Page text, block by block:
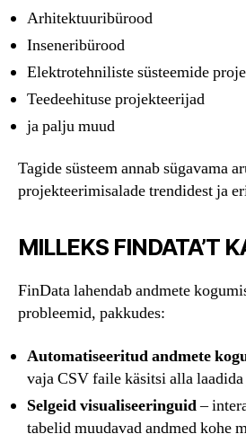
Arhitektuuribürood
Inseneribürood
Elektrotehniliste süsteemide
Teedeehituse projekteerijad
ja palju muud
Tagide süsteem annab sügavama
projekteerimisalade trendidest ja
MILLEKS FINDATA’T
FinData lahendab andmete
probleemid, pakkudes:
Automatiseeritud andmete
vaja CSV faile käsitsi alla
Selgeid visualiseeringuid–
tabelid muudavad andmed kohe